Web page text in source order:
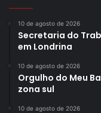
10 de agosto de 2026
Secretaria do
em Londrina
10 de agosto de 2026
Orgulho do Meu
zona sul
10 de agosto de 2026